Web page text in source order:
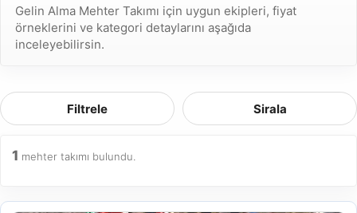
Gelin Alma Mehter Takımı için uygun ekipleri, fiyat
örneklerini ve kategori detaylarını aşağıda
inceleyebilirsin.
Filtrele Sirala
1 mehter takımı bulundu.